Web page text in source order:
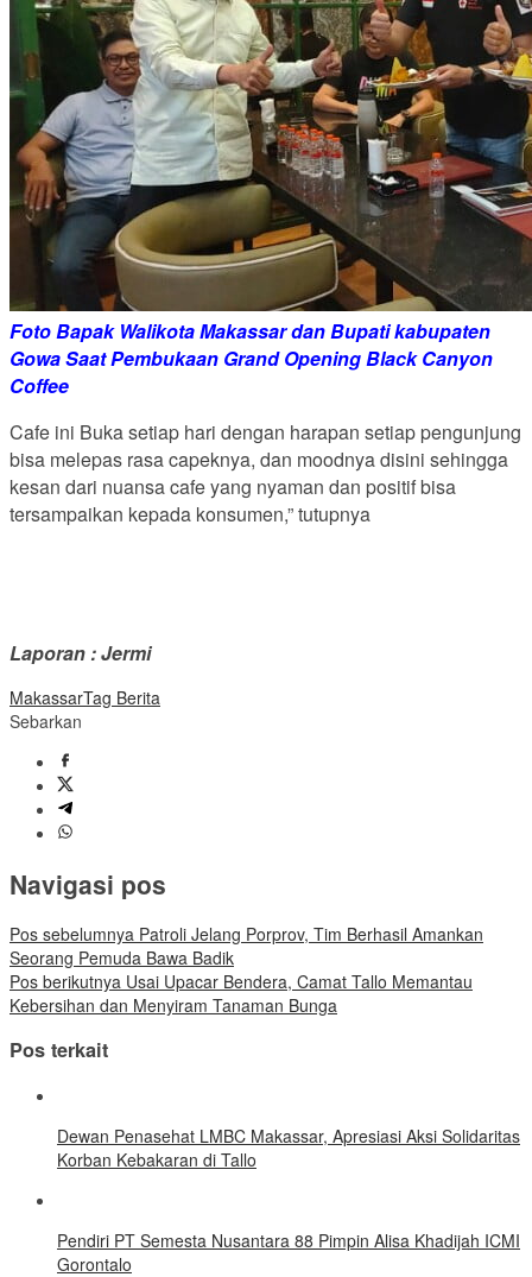
Foto Bapak Walikota Makassar dan Bupati kabupaten
Gowa Saat Pembukaan Grand Opening Black Canyon
Coffee
Cafe ini Buka setiap hari dengan harapan setiap pengunjung
bisa melepas rasa capeknya, dan moodnya disini sehingga
kesan dari nuansa cafe yang nyaman dan positif bisa
tersampaikan kepada konsumen,” tutupnya
Laporan : Jermi
MakassarTag Berita
Sebarkan
Navigasi pos
Pos sebelumnya Patroli Jelang Porprov, Tim Berhasil Amankan
Seorang Pemuda Bawa Badik
Pos berikutnya Usai Upacar Bendera, Camat Tallo Memantau
Kebersihan dan Menyiram Tanaman Bunga
Pos terkait
Dewan Penasehat LMBC Makassar, Apresiasi Aksi Solidaritas
Korban Kebakaran di Tallo
Pendiri PT Semesta Nusantara 88 Pimpin Alisa Khadijah ICMI
Gorontalo